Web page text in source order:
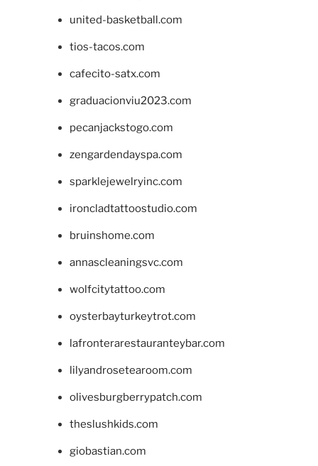
united-basketball.com
tios-tacos.com
cafecito-satx.com
graduacionviu2023.com
pecanjackstogo.com
zengardendayspa.com
sparklejewelryinc.com
ironcladtattoostudio.com
bruinshome.com
annascleaningsvc.com
wolfcitytattoo.com
oysterbayturkeytrot.com
lafronterarestauranteybar.com
lilyandrosetearoom.com
olivesburgberrypatch.com
theslushkids.com
giobastian.com